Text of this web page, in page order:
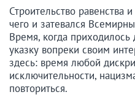
Строительство равенства
чего и затевался
Время, когда
указку вопреки своим
здесь: время любой
исключительности,
повториться.